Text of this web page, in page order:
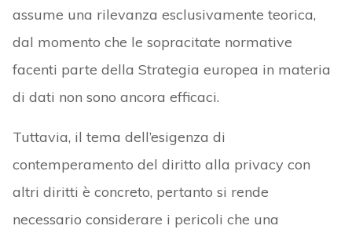
assume una rilevanza esclusivamente teorica,
dal momento che le sopracitate normative
facenti parte della Strategia europea in materia
di dati non sono ancora efficaci.
Tuttavia, il tema dell’esigenza di
contemperamento del diritto alla privacy con
altri diritti è concreto, pertanto si rende
necessario considerare i pericoli che una